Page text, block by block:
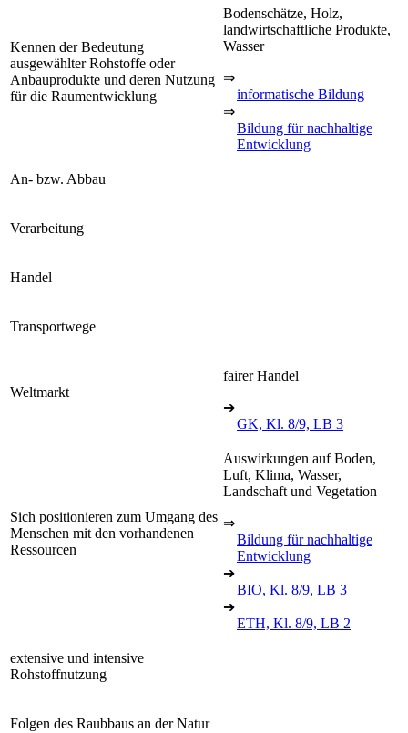
Kennen der Bedeutung
ausgewählter Rohstoffe oder
Anbauprodukte und deren Nutzung
für die Raumentwicklung
Bodenschätze, Holz,
landwirtschaftliche Produkte,
Wasser
⇒
informatische Bildung
⇒
Bildung für nachhaltige
Entwicklung
An- bzw. Abbau
Verarbeitung
Handel
Transportwege
Weltmarkt
fairer Handel
➔
GK, Kl. 8/9, LB 3
Sich positionieren zum Umgang des
Menschen mit den vorhandenen
Ressourcen
Auswirkungen auf Boden,
Luft, Klima, Wasser,
Landschaft und Vegetation
⇒
Bildung für nachhaltige
Entwicklung
➔
BIO, Kl. 8/9, LB 3
➔
ETH, Kl. 8/9, LB 2
extensive und intensive
Rohstoffnutzung
Folgen des Raubbaus an der Natur